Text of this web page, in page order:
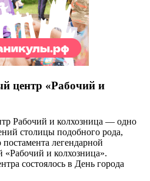
центр «Рабочий и
Рабочий и колхозница — одно
столицы подобного рода,
легендарной
и колхозница».
состоялось в День города